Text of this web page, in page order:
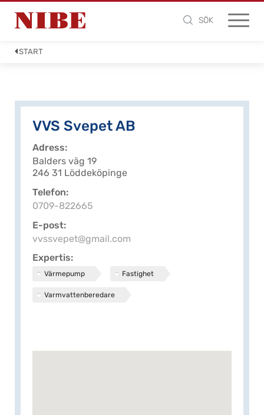
SÖK
START
VVS Svepet AB
Adress
Balders väg 19
246 31 Löddeköpinge
Telefon
0709-822665
E-post
vvssvepet@gmail.com
Expertis
Värmepump Fastighet
Varmvattenberedare